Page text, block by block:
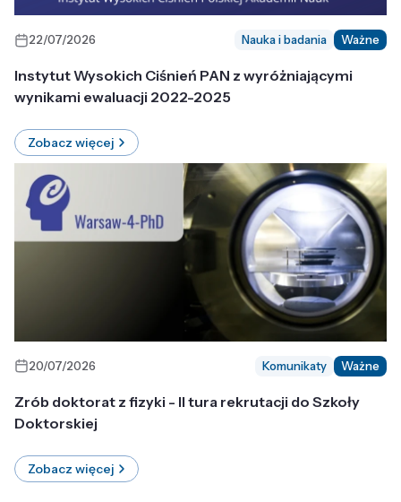
22/07/2026 Nauka i badania Ważne
Instytut Wysokich Ciśnień PAN z wyróżniającymi
wynikami ewaluacji 2022-2025
Zobacz więcej
20/07/2026 Komunikaty Ważne
Zrób doktorat z fizyki - II tura rekrutacji do Szkoły
Doktorskiej
Zobacz więcej